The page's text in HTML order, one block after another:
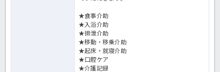
★食事介助
★入浴介助
★排泄介助
★移動・移乗介助
★起床・就寝介助
★口腔ケア
★介護記録